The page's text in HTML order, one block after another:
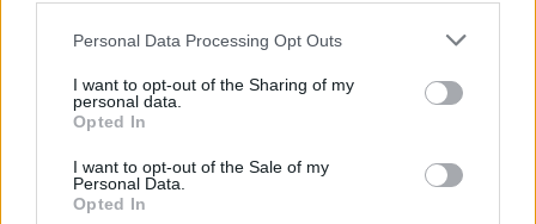
Personal Data Processing Opt Outs
I want to opt-out of the Sharing of my
personal data.
Opted In
I want to opt-out of the Sale of my
Personal Data.
Opted In
🪐🚀 Canciones para Ver las Estrellas:
Psicodelia y Space Rock 🎸✨
🌌🚀 Viaje intergaláctico: la mejor selección de
psicodelia, space rock y atmósferas cósmicas para
tus noches de astronomía. 🪐🎸 Desconecta, mira